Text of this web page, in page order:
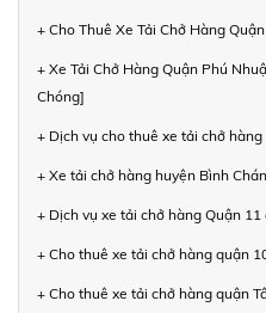
+ Cho Thuê Xe Tải Chở Hàng
+ Xe Tải Chở Hàng Quận Phú
Chóng]
+ Dịch vụ cho thuê xe tải chở
+ Xe tải chở hàng huyện Bình
+ Dịch vụ xe tải chở hàng Quận
+ Cho thuê xe tải chở hàng quận
+ Cho thuê xe tải chở hàng quận